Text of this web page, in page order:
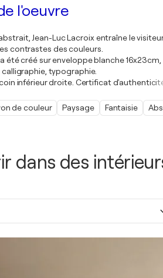
dans des
l'oeuvre
Jean-Luc Lacroix entraîne le
contrastes des couleurs.
été créé sur enveloppe blanche
typographie.
coin inférieur droite. Certificat
de couleur Paysage Fantaisie